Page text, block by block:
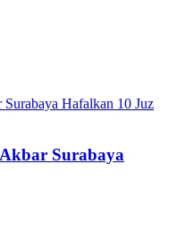
Surabaya